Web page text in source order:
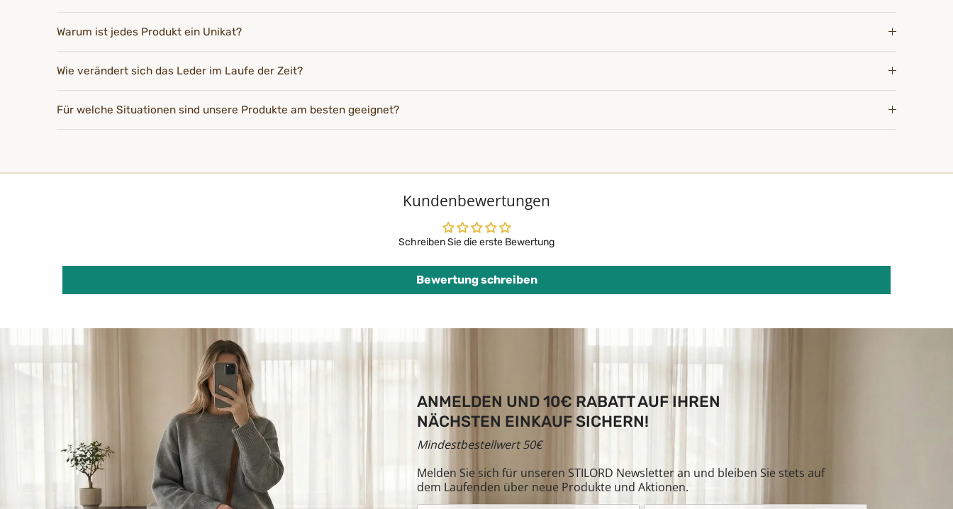
Warum ist jedes Produkt ein Unikat?
Wie verändert sich das Leder im Laufe der Zeit?
Für welche Situationen sind unsere Produkte am besten geeignet?
Kundenbewertungen
Schreiben Sie die erste Bewertung
Bewertung schreiben
ANMELDEN UND 10€ RABATT AUF IHREN
NÄCHSTEN EINKAUF SICHERN!
Mindestbestellwert 50€
Melden Sie sich für unseren STILORD Newsletter an und bleiben Sie stets auf
dem Laufenden über neue Produkte und Aktionen.